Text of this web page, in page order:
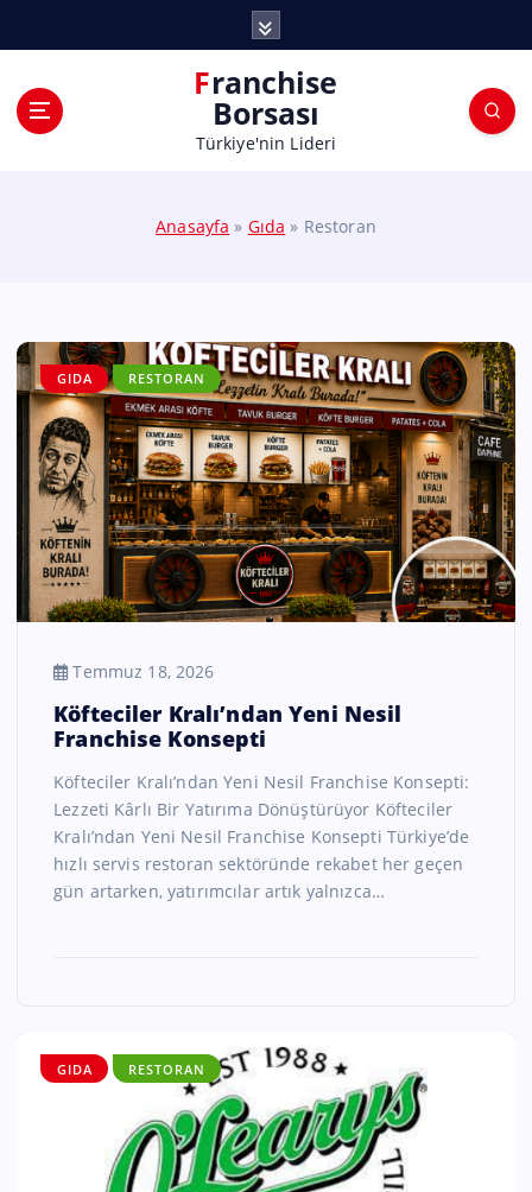
Franchise
Borsası
Türkiye'nin Lideri
Anasayfa » Gıda » Restoran
GIDA RESTORAN
Temmuz 18, 2026
Köfteciler Kralı’ndan Yeni Nesil
Franchise Konsepti
Köfteciler Kralı’ndan Yeni Nesil Franchise Konsepti:
Lezzeti Kârlı Bir Yatırıma Dönüştürüyor Köfteciler
Kralı’ndan Yeni Nesil Franchise Konsepti Türkiye’de
hızlı servis restoran sektöründe rekabet her geçen
gün artarken, yatırımcılar artık yalnızca…
GIDA RESTORAN